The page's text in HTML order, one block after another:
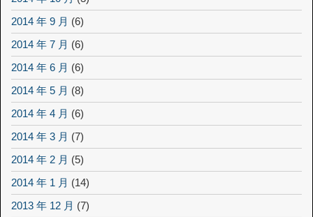
2014 年 9 月 (6)
2014 年 7 月 (6)
2014 年 6 月 (6)
2014 年 5 月 (8)
2014 年 4 月 (6)
2014 年 3 月 (7)
2014 年 2 月 (5)
2014 年 1 月 (14)
2013 年 12 月 (7)